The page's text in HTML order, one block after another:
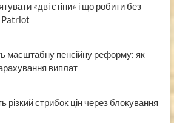
«дві стіни» і що робити без
Patriot
масштабну пенсійну реформу: як
виплат
різкий стрибок цін через блокування